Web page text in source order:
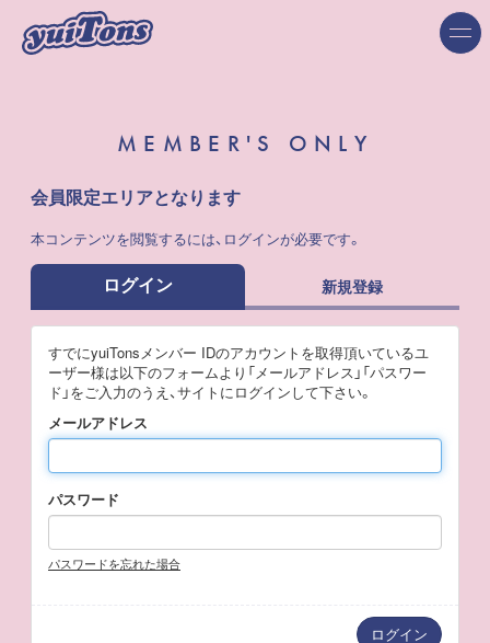
MEMBER'S ONLY
会員限定エリアとなります
本コンテンツを閲覧するには、ログインが必要です。
ログイン 新規登録
すでにyuiTonsメンバー IDのアカウントを取得頂いているユ
ーザー様は以下のフォームより「メールアドレス」「パスワー
ド」をご入力のうえ、サイトにログインして下さい。
メールアドレス
パスワード
パスワードを忘れた場合